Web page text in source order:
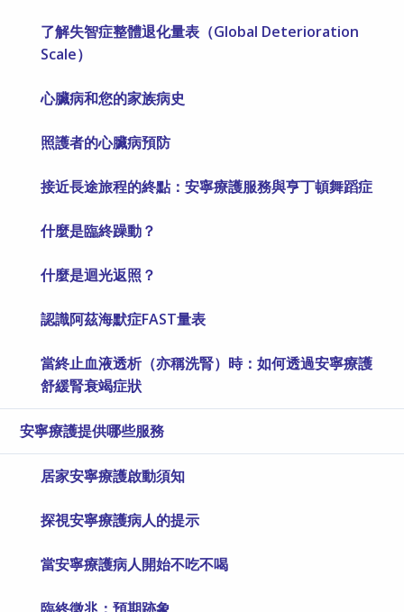
了解失智症整體退化量表（Global Deterioration
Scale）
心臟病和您的家族病史
照護者的心臟病預防
接近長途旅程的終點：安寧療護服務與亨丁頓舞蹈症
什麼是臨終躁動？
什麼是迴光返照？
認識阿茲海默症FAST量表
當終止血液透析（亦稱洗腎）時：如何透過安寧療護
舒緩腎衰竭症狀
安寧療護提供哪些服務
居家安寧療護啟動須知
探視安寧療護病人的提示
當安寧療護病人開始不吃不喝